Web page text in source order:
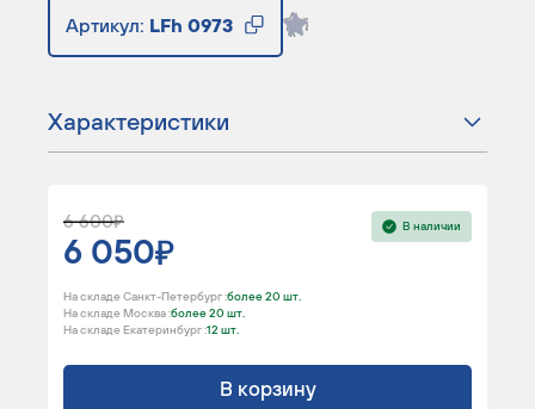
Артикул: LFh 0973
Характеристики
6 600
6 050
В наличии
На складе Санкт-Петербург :более 20 шт.
На складе Москва :более 20 шт.
На складе Екатеринбург :12 шт.
В корзину